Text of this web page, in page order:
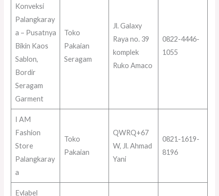
Konveksi
Palangkaray
a – Pusatnya
Bikin Kaos
Sablon,
Bordir
Seragam
Garment
Toko
Pakaian
Seragam
Jl. Galaxy
Raya no. 39
komplek
Ruko Amaco
0822-4446-
1055
I AM
Fashion
Store
Palangkaray
a
Toko
Pakaian
QWRQ+67
W, Jl. Ahmad
Yani
0821-1619-
8196
Evlabel